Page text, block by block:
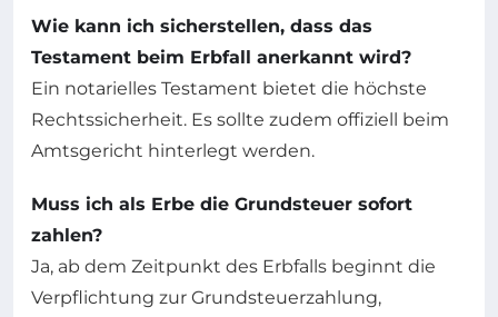
Wie kann ich sicherstellen, dass das
Testament beim Erbfall anerkannt wird?
Ein notarielles Testament bietet die höchste
Rechtssicherheit. Es sollte zudem offiziell beim
Amtsgericht hinterlegt werden.
Muss ich als Erbe die Grundsteuer sofort
zahlen?
Ja, ab dem Zeitpunkt des Erbfalls beginnt die
Verpflichtung zur Grundsteuerzahlung,